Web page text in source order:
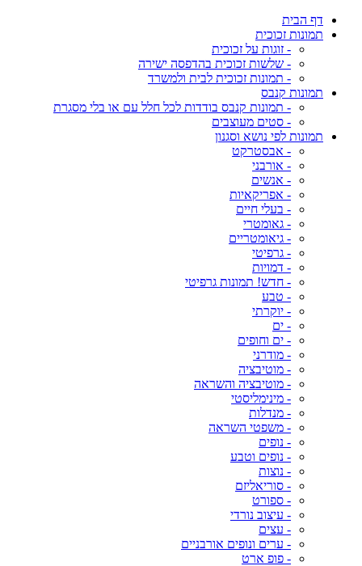
דף הבית
תמונות זכוכית
- זוגות על זכוכית
- שלשות זכוכית בהדפסה ישירה
- תמונות זכוכית לבית ולמשרד
תמונות קנבס
- תמונות קנבס בודדות לכל חלל עם או בלי מסגרת
- סטים מעוצבים
תמונות לפי נושא וסגנון
- אבסטרקט
- אורבני
- אנשים
- אפריקאיות
- בעלי חיים
- גאומטרי
- גיאומטריים
- גרפיטי
- דמויות
- חדש! תמונות גרפיטי
- טבע
- יוקרתי
- ים
- ים וחופים
- מודרני
- מוטיבציה
- מוטיבציה והשראה
- מינימליסטי
- מנדלות
- משפטי השראה
- נופים
- נופים וטבע
- נוצות
- סוריאליזם
- ספורט
- עיצוב נורדי
- עצים
- ערים ונופים אורבניים
- פופ ארט